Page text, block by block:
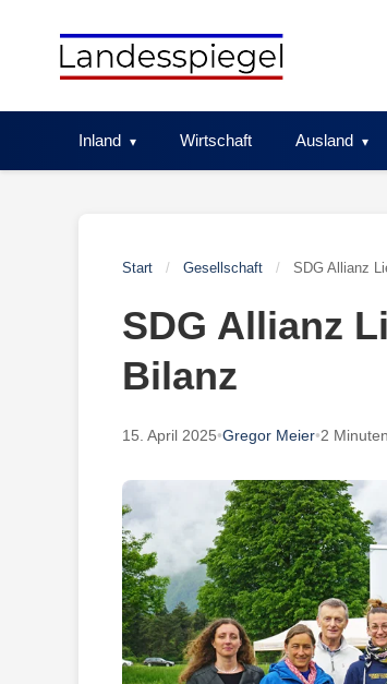
Inland Wirtschaft Ausland
Start / Gesellschaft / SDG Allianz
SDG Allianz
Bilanz
15. April 2025•Gregor Meier•2 Minuten